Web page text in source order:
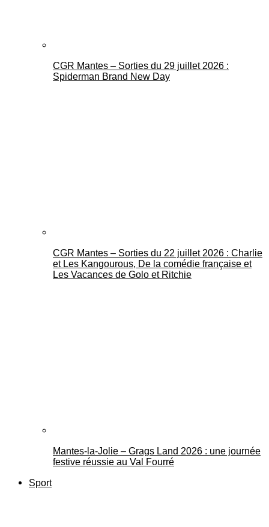
CGR Mantes – Sorties du 29 juillet 2026 :
Spiderman Brand New Day
CGR Mantes – Sorties du 22 juillet 2026 : Charlie
et Les Kangourous, De la comédie française et
Les Vacances de Golo et Ritchie
Mantes-la-Jolie – Grags Land 2026 : une journée
festive réussie au Val Fourré
Sport